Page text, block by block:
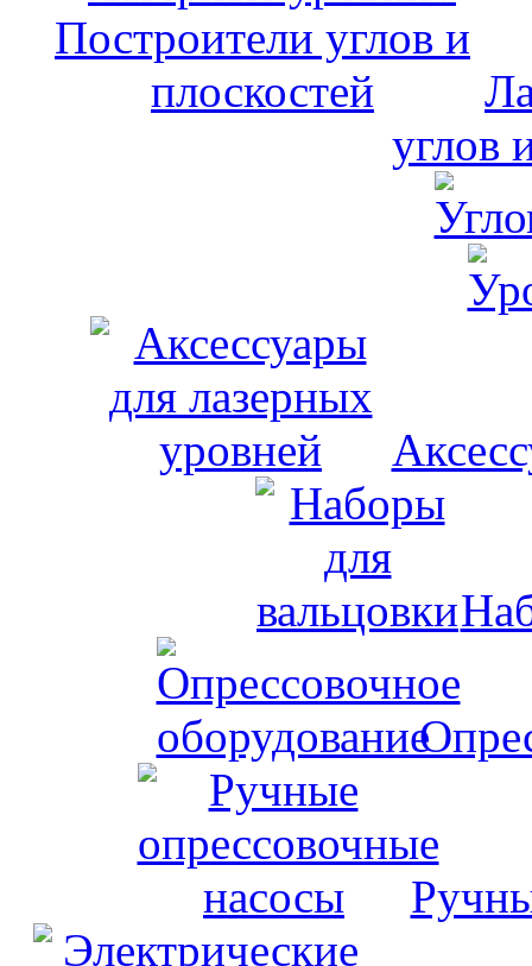
углов